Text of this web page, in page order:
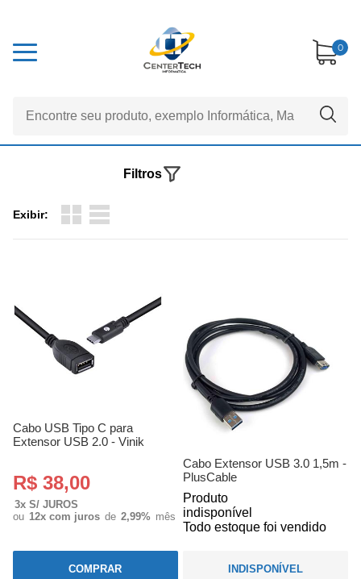
0
Exibir:
Filtros
Cabo USB Tipo C para
Extensor USB 2.0 - Vinik
R$ 38,00
3x S/ JUROS
ou 12x com juros de 2,99% mês
COMPRAR
Cabo Extensor USB 3.0 1,5m -
PlusCable
Produto
indisponível
Todo estoque foi vendido
INDISPONÍVEL